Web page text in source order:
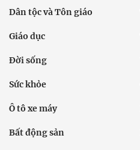
Dân tộc và Tôn giáo
Giáo dục
Đời sống
Sức khỏe
Ô tô xe máy
Bất động sản